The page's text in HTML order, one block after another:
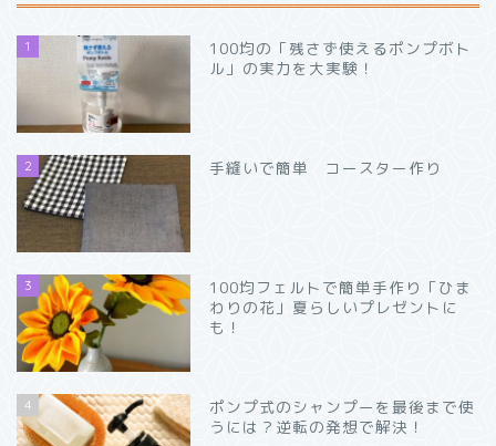
1
100均の「残さず使えるポンプボト
ル」の実力を大実験！
2 手縫いで簡単 コースター作り
3
100均フェルトで簡単手作り「ひま
わりの花」夏らしいプレゼントに
も！
4
ポンプ式のシャンプーを最後まで使
うには？逆転の発想で解決！